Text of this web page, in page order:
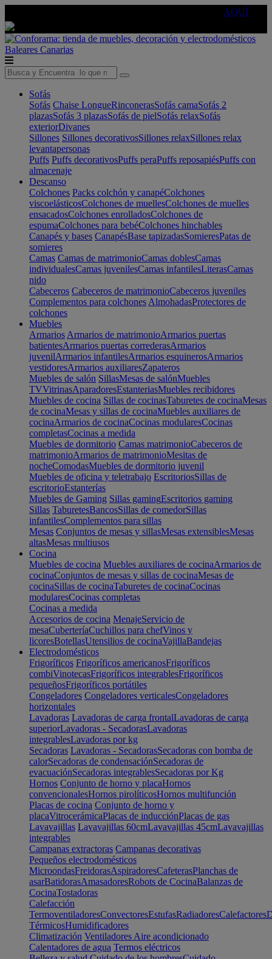
AQUÍ
Baleares Canarias
Sofás
Sofás Chaise LongueRinconerasSofás camaSofás 2
plazasSofás 3 plazasSofás de pielSofás relaxSofás
exteriorDivanes
Sillones Sillones decorativosSillones relaxSillones relax
levantapersonas
Puffs Puffs decorativosPuffs peraPuffs reposapiésPuffs con
almacenaje
Descanso
Colchones Packs colchón y canapéColchones
viscoelásticosColchones de muellesColchones de muelles
ensacadosColchones enrolladosColchones de
espumaColchones para bebéColchones hinchables
Canapés y bases CanapésBase tapizadasSomieresPatas de
somieres
Camas Camas de matrimonioCamas doblesCamas
individualesCamas juvenilesCamas infantilesLiterasCamas
nido
Cabeceros Cabeceros de matrimonioCabeceros juveniles
Complementos para colchones AlmohadasProtectores de
colchones
Muebles
Armarios Armarios de matrimonioArmarios puertas
batientesArmarios puertas correderasArmarios
juvenilArmarios infantilesArmarios esquinerosArmarios
vestidoresArmarios auxiliaresZapateros
Muebles de salón SillasMesas de salónMuebles
TVVitrinasAparadoresEstanteriasMuebles recibidores
Muebles de cocina Sillas de cocinasTaburetes de cocinaMesas
de cocinaMesas y sillas de cocinaMuebles auxiliares de
cocinaArmarios de cocinaCocinas modularesCocinas
completasCocinas a medida
Muebles de dormitorio Camas matrimonioCabeceros de
matrimonioArmarios de matrimonioMesitas de
nocheComodasMuebles de dormitorio juvenil
Muebles de oficina y teletrabajo EscritoriosSillas de
escritorioEstanterías
Muebles de Gaming Sillas gamingEscritorios gaming
Sillas TaburetesBancosSillas de comedorSillas
infantilesComplementos para sillas
Mesas Conjuntos de mesas y sillasMesas extensiblesMesas
altasMesas multiusos
Cocina
Muebles de cocina Muebles auxiliares de cocinaArmarios de
cocinaConjuntos de mesas y sillas de cocinaMesas de
cocinaSillas de cocinaTaburetes de cocinaCocinas
modularesCocinas completas
Cocinas a medida
Accesorios de cocina MenajeServicio de
mesaCuberteríaCuchillos para chefVinos y
licoresBotellasUtensilios de cocinaVajillaBandejas
Electrodomésticos
Frigoríficos Frigoríficos americanosFrigoríficos
combiVinotecasFrigoríficos integrablesFrigoríficos
pequeñosFrigoríficos portátiles
Congeladores Congeladores verticalesCongeladores
horizontales
Lavadoras Lavadoras de carga frontalLavadoras de carga
superiorLavadoras - SecadorasLavadoras
integrablesLavadoras por kg
Secadoras Lavadoras - SecadorasSecadoras con bomba de
calorSecadoras de condensaciónSecadoras de
evacuaciónSecadoras integrablesSecadoras por Kg
Hornos Conjunto de horno y placaHornos
convencionalesHornos pirolíticosHornos multifunción
Placas de cocina Conjunto de horno y
placaVitrocerámicaPlacas de inducciónPlacas de gas
Lavavajillas Lavavajillas 60cmLavavajillas 45cmLavavajillas
integrables
Campanas extractoras Campanas decorativas
Pequeños electrodomésticos
MicroondasFreidorasAspiradoresCafeterasPlanchas de
asarBatidorasAmasadoresRobots de CocinaBalanzas de
CocinaTostadoras
Calefacción
TermoventiladoresConvectoresEstufasRadiadoresCalefactores
TérmicosHumidificadores
Climatización Ventiladores Aire acondicionado
Calentadores de agua Termos eléctricos